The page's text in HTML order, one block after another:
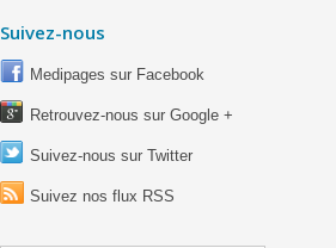
Suivez-nous
Medipages sur Facebook
Retrouvez-nous sur Google +
Suivez-nous sur Twitter
Suivez nos flux RSS